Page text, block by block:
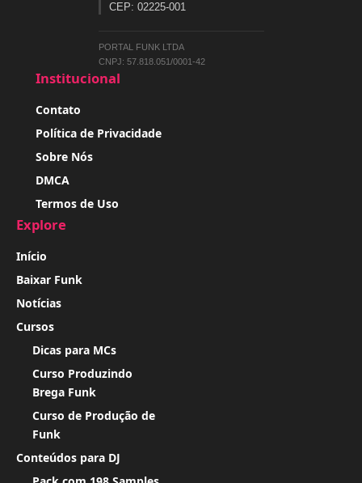
CEP: 02225-001
PORTAL FUNK LTDA
CNPJ: 57.818.051/0001-42
Institucional
Contato
Política de Privacidade
Sobre Nós
DMCA
Termos de Uso
Explore
Início
Baixar Funk
Notícias
Cursos
Dicas para MCs
Curso Produzindo
Brega Funk
Curso de Produção de
Funk
Conteúdos para DJ